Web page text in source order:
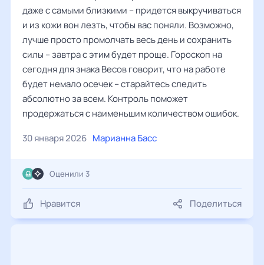
даже с самыми близкими – придется выкручиваться
и из кожи вон лезть, чтобы вас поняли. Возможно,
лучше просто промолчать весь день и сохранить
силы – завтра с этим будет проще. Гороскоп на
сегодня для знака Весов говорит, что на работе
будет немало осечек – старайтесь следить
абсолютно за всем. Контроль поможет
продержаться с наименьшим количеством ошибок.
30 января 2026 Марианна Басс
Нравится Поделиться
Оценили 3